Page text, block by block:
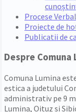
Procese
Proiecte de
Publicatii de
Despre Comuna
Comuna Lumina
estica a judetului
administrativ pe 9
Lumina, Oituz si